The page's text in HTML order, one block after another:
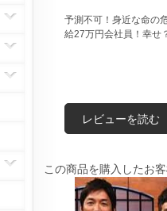
予測不可！身近な命の
給27万円会社員！幸せ
レビューを読む
この商品を購入したお